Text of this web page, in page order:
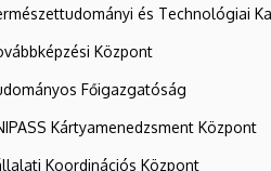
és Technológiai
Központ
Főigazgatóság
Kártyamenedzsment Központ
Koordinációs Központ